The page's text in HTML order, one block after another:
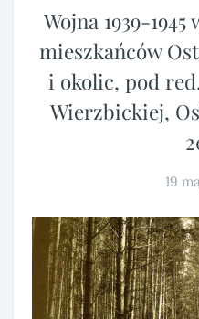
Wojna 1939-
mieszkańców
i okolic, pod
Wierzbickiej,
19